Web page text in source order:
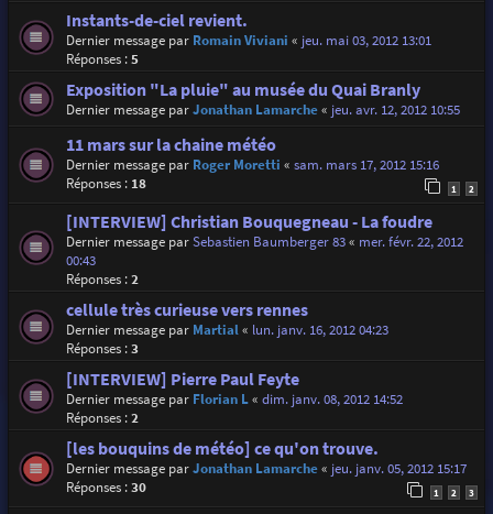
Instants-de-ciel revient.
Dernier message par Romain Viviani « jeu. mai 03, 2012 13:01
Réponses :5
Exposition "La pluie" au musée du Quai Branly
Dernier message parJonathan Lamarche« jeu. avr. 12, 2012 10:55
11 mars sur la chaine météo
Dernier message par Roger Moretti « sam. mars 17, 2012 15:16
Réponses : 18 1 2
[INTERVIEW] Christian Bouquegneau - La foudre
Dernier message parSebastien Baumberger 83« mer. févr. 22, 2012
00:43
Réponses :2
cellule très curieuse vers rennes
Dernier message par Martial« lun. janv. 16, 2012 04:23
Réponses :3
[INTERVIEW] Pierre Paul Feyte
Dernier message par Florian L« dim. janv. 08, 2012 14:52
Réponses :2
[les bouquins de météo] ce qu'on trouve.
Dernier message parJonathan Lamarche« jeu. janv. 05, 2012 15:17
Réponses :30 1 2 3